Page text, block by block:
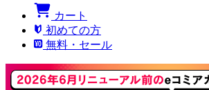
カート
初めての方
無料・セール